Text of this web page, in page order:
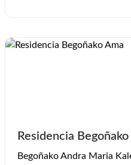
Residencia
Begoñako Andra Maria